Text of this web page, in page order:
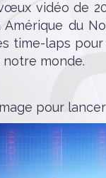
vidéode
du
time-laps
monde.
pour